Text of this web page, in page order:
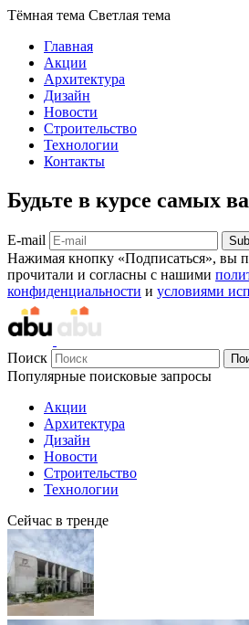
Тёмная тема Светлая тема
Главная
Акции
Архитектура
Дизайн
Новости
Строительство
Технологии
Контакты
Будьте в курсе самых
E-mail
Нажимая кнопку «Подписаться», вы
прочитали и согласны с нашими
конфиденциальности и условиями
Поиск
Популярные поисковые запросы
Акции
Архитектура
Дизайн
Новости
Строительство
Технологии
Сейчас в тренде